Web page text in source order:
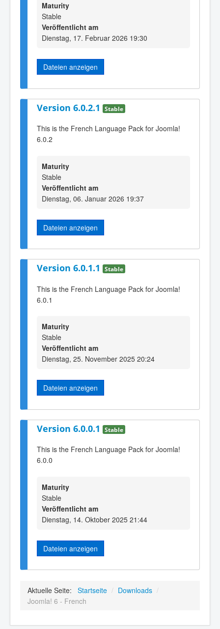
Maturity
Stable
Veröffentlicht am
Dienstag, 17. Februar 2026 19:30
Dateien anzeigen
Version 6.0.2.1 Stable
This is the French Language Pack for Joomla!
6.0.2
Maturity
Stable
Veröffentlicht am
Dienstag, 06. Januar 2026 19:37
Dateien anzeigen
Version 6.0.1.1 Stable
This is the French Language Pack for Joomla!
6.0.1
Maturity
Stable
Veröffentlicht am
Dienstag, 25. November 2025 20:24
Dateien anzeigen
Version 6.0.0.1 Stable
This is the French Language Pack for Joomla!
6.0.0
Maturity
Stable
Veröffentlicht am
Dienstag, 14. Oktober 2025 21:44
Dateien anzeigen
Aktuelle Seite: Startseite / Downloads /
Joomla! 6 - French